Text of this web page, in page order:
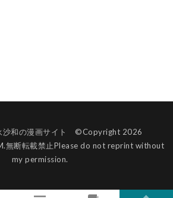
沙和の漫画サイト ©Copyright 2026
無断転載禁止Please do not reprint without
my permission.